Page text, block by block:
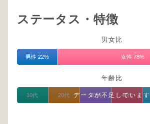
ステータス・特徴
男女比
男性 22% 女性 78%
年齢比
データが不足しています
10代 20代 30代 40代